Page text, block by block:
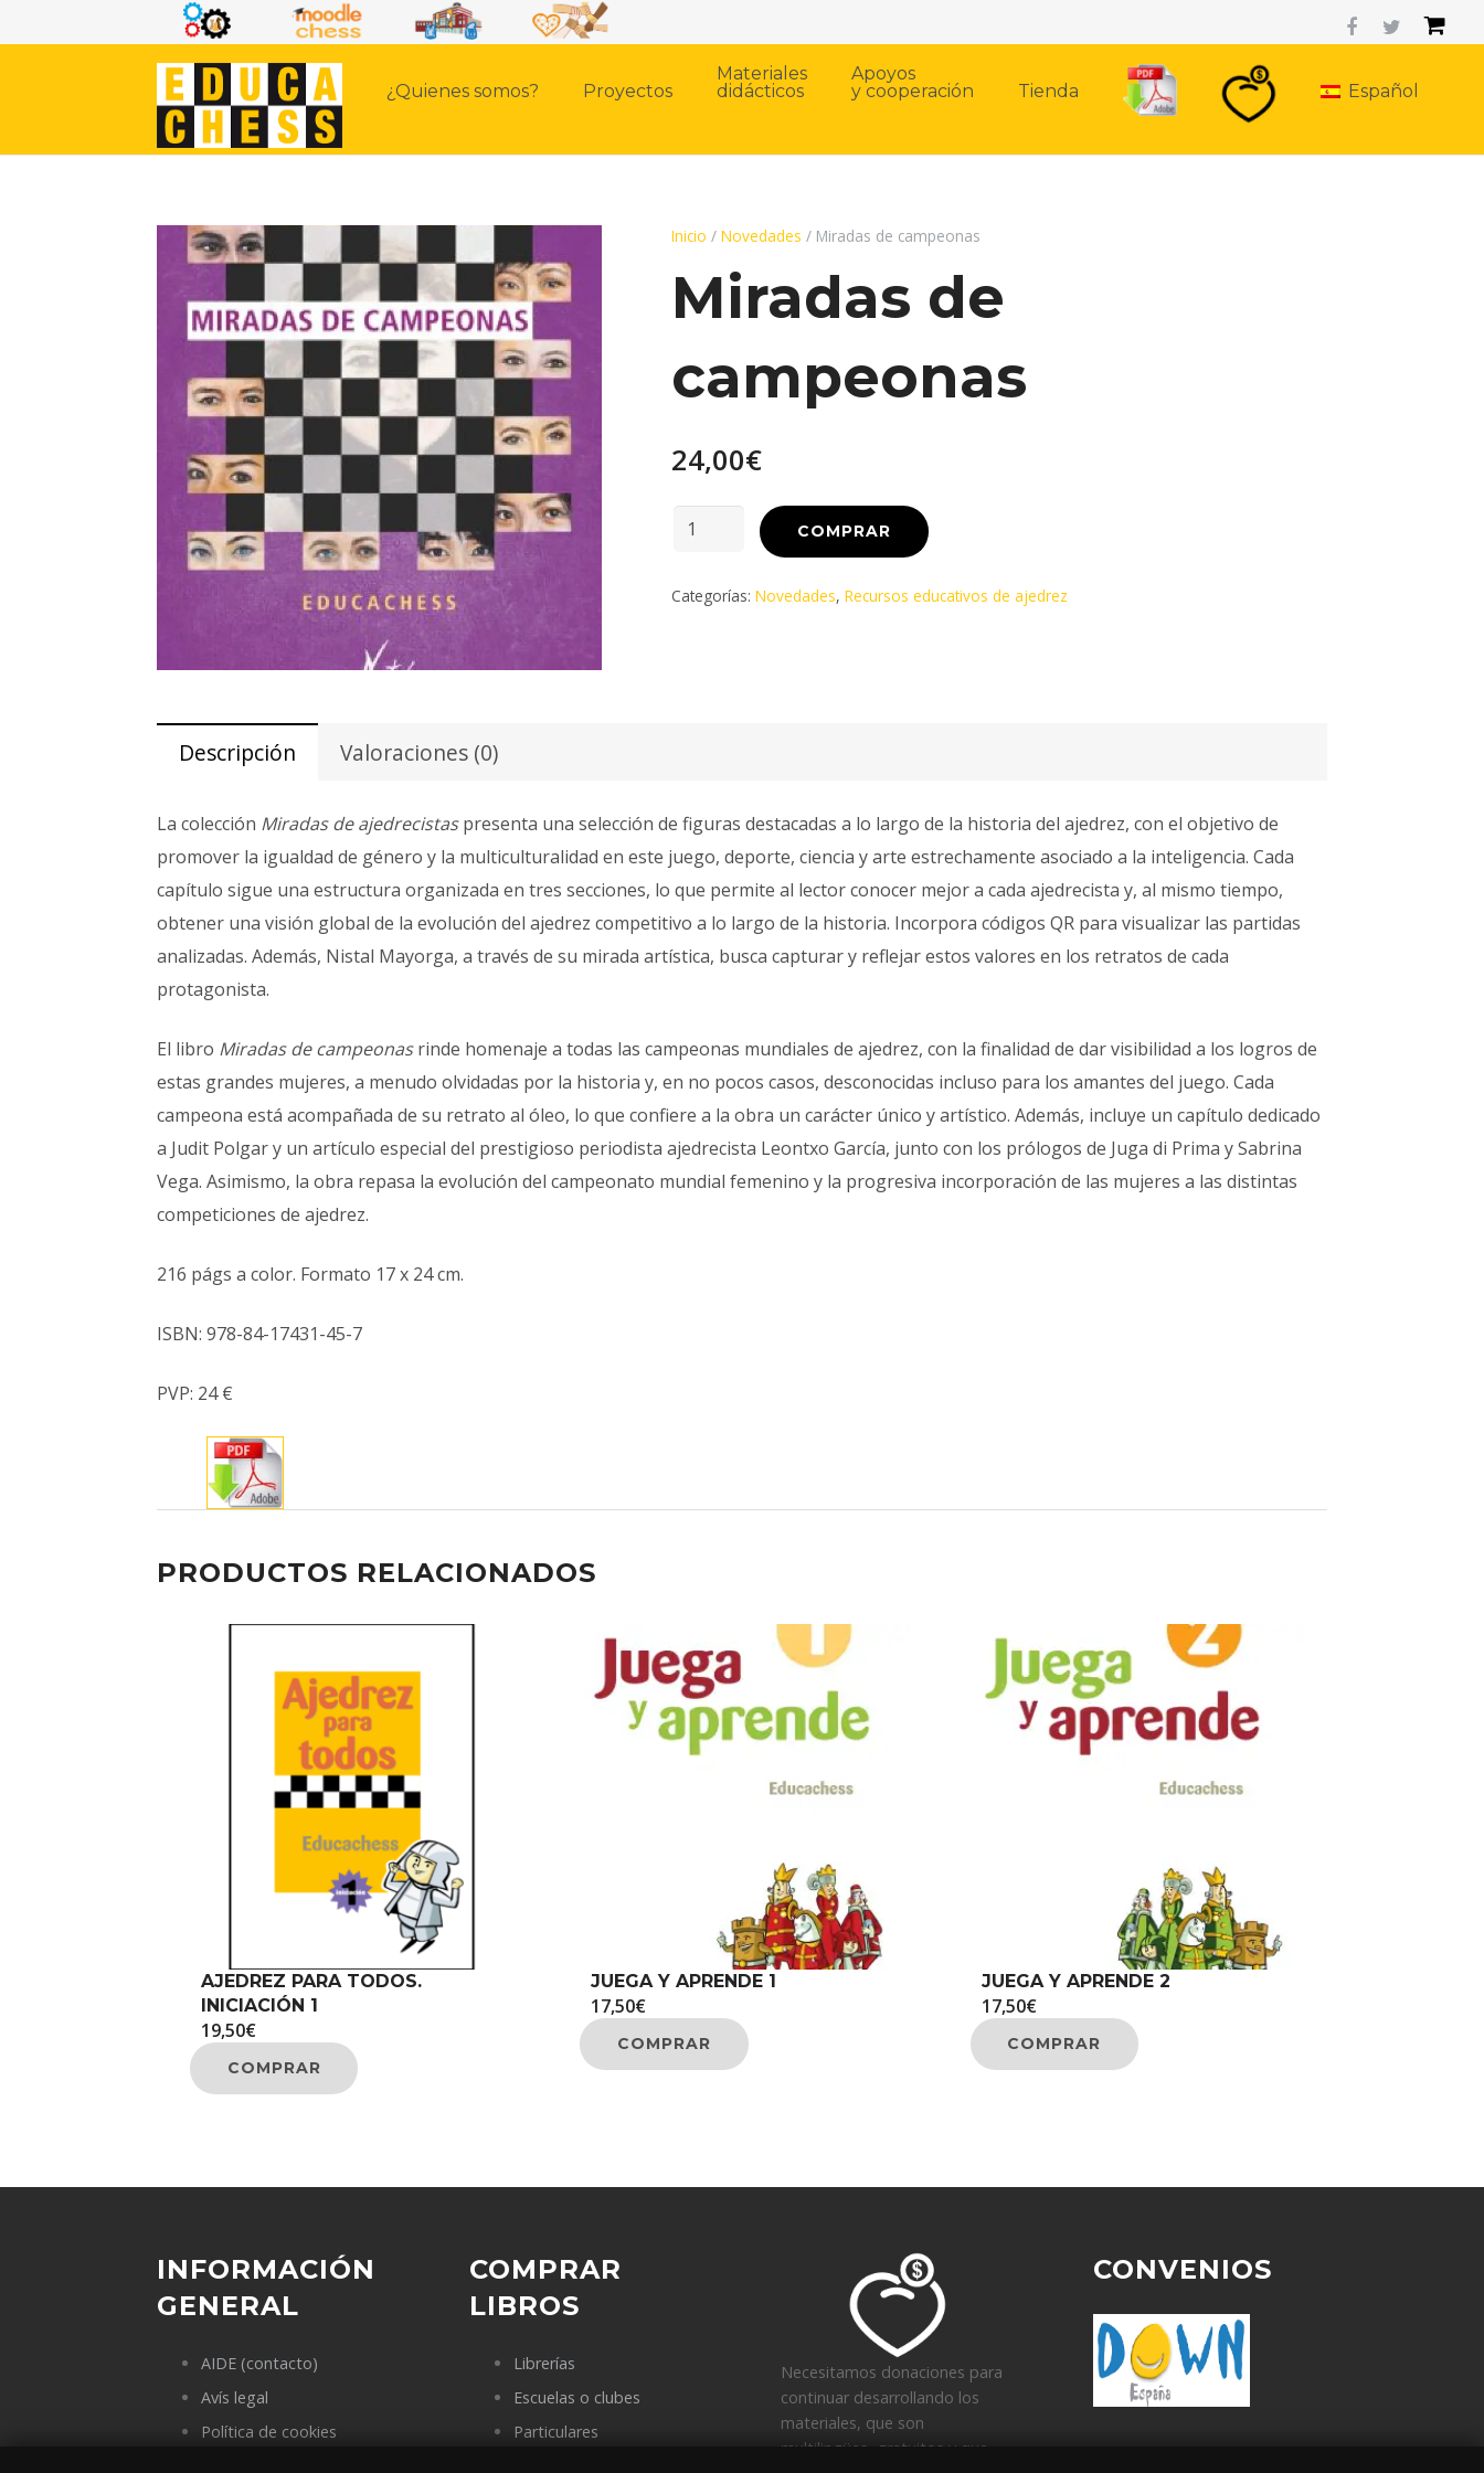
¿Quienes somos? Proyectos
Materiales
didácticos
Apoyos
y cooperación
Tienda Español
Inicio /Novedades / Miradas de campeonas
Miradas de
campeonas
24,00€
COMPRAR
Categorías:Novedades,Recursos educativos de ajedrez
Descripción Valoraciones (0)
La colección Miradas de ajedrecistaspresenta una selección de figuras destacadas a lo largo de la historia del ajedrez, con el objetivo de
promover la igualdad de género y la multiculturalidad en este juego, deporte, ciencia y arte estrechamente asociado a la inteligencia. Cada
capítulo sigue una estructura organizada en tres secciones, lo que permite al lector conocer mejor a cada ajedrecista y, al mismo tiempo,
obtener una visión global de la evolución del ajedrez competitivo a lo largo de la historia. Incorpora códigos QR para visualizar las partidas
analizadas. Además, Nistal Mayorga, a través de su mirada artística, busca capturar y reflejar estos valores en los retratos de cada
protagonista.
El libro Miradas de campeonasrinde homenaje a todas las campeonas mundiales de ajedrez, con la finalidad de dar visibilidad a los logros de
estas grandes mujeres, a menudo olvidadas por la historia y, en no pocos casos, desconocidas incluso para los amantes del juego. Cada
campeona está acompañada de su retrato al óleo, lo que confiere a la obra un carácter único y artístico. Además, incluye un capítulo dedicado
a Judit Polgar y un artículo especial del prestigioso periodista ajedrecista Leontxo García, junto con los prólogos de Juga di Prima y Sabrina
Vega. Asimismo, la obra repasa la evolución del campeonato mundial femenino y la progresiva incorporación de las mujeres a las distintas
competiciones de ajedrez.
216 págs a color. Formato 17 x 24 cm.
ISBN: 978-84-17431-45-7
PVP: 24 €
PRODUCTOS RELACIONADOS
AJEDREZ PARA TODOS.
INICIACIÓN 1
19,50€
COMPRAR
JUEGA Y APRENDE 1
17,50€
COMPRAR
JUEGA Y APRENDE 2
17,50€
COMPRAR
INFORMACIÓN
GENERAL
AIDE (contacto)
Avís legal
Política de cookies
COMPRAR
LIBROS
Librerías
Escuelas o clubes
Particulares
Necesitamos donaciones para
continuar desarrollando los
materiales, que son
multilingües, gratuitos y que
CONVENIOS